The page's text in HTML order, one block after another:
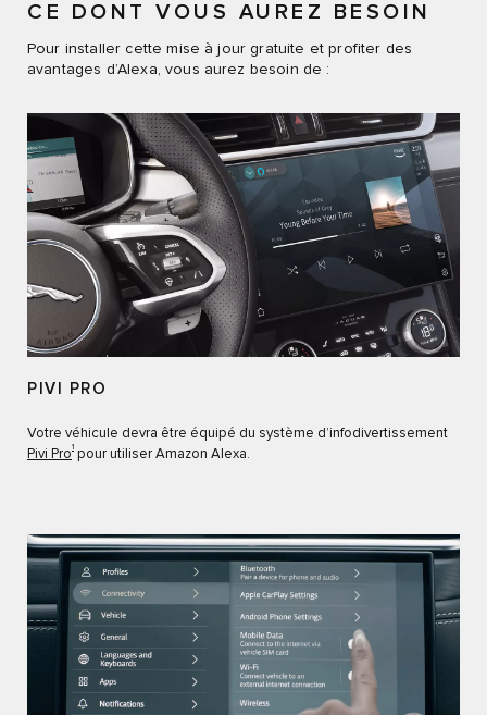
CE DONT VOUS AUREZ BESOIN
Pour installer cette mise à jour gratuite et profiter des
avantages d’Alexa, vous aurez besoin de :
PIVI PRO
Votre véhicule devra être équipé du système d’infodivertissement
Pivi Pro1 pour utiliser Amazon Alexa.